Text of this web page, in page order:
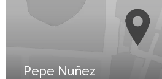
Pepe Nuñez